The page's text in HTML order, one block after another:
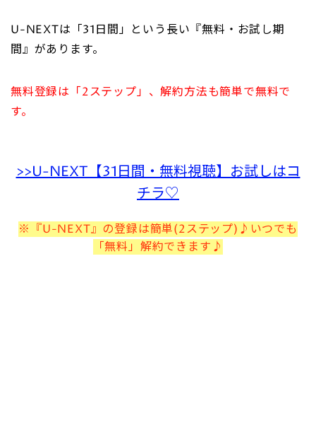
U-NEXTは「31日間」という長い『無料・お試し期
間』があります。
無料登録は「2ステップ」、解約方法も簡単で無料で
す。
>>U-NEXT【31日間・無料視聴】お試しはコ
チラ♡
※『U-NEXT』の登録は簡単(2ステップ)♪いつでも
「無料」解約できます♪